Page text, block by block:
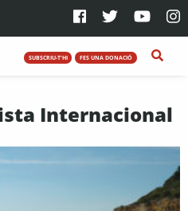
SUBSCRIU-T'HI FES UNA DONACIÓ
Internacional